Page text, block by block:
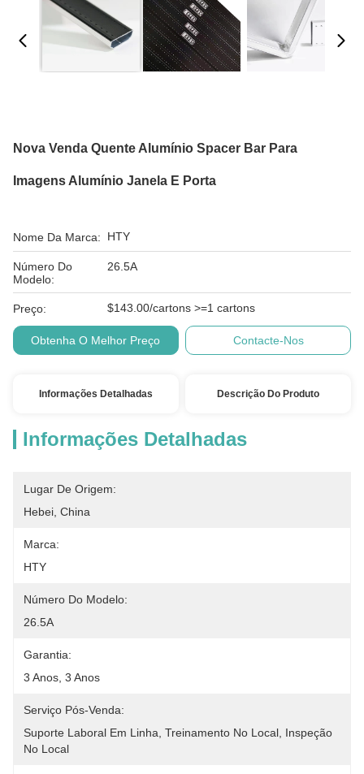
Nova Venda Quente Alumínio Spacer Bar Para
Imagens Alumínio Janela E Porta
Nome Da Marca: HTY
Número Do
Modelo:
26.5A
Preço: $143.00/cartons >=1 cartons
Obtenha O Melhor Preço Contacte-Nos
Informações Detalhadas Descrição Do Produto
Informações Detalhadas
Lugar De Origem:
Hebei, China
Marca:
HTY
Número Do Modelo:
26.5A
Garantia:
3 Anos, 3 Anos
Serviço Pós-Venda:
Suporte Laboral Em Linha, Treinamento No Local, Inspeção
No Local